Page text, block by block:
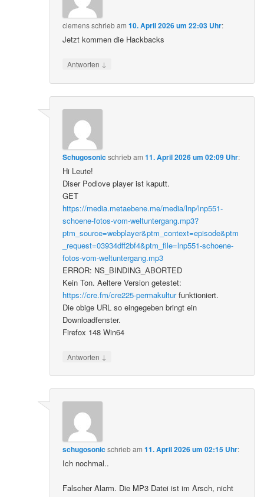
clemensschriebam10. April 2026 um 22:03 Uhr:
Jetzt kommen die Hackbacks
Antworten ↓
Schugosonicschriebam11. April 2026 um 02:09 Uhr:
Hi Leute!
Diser Podlove player ist kaputt.
GET
https://media.metaebene.me/media/lnp/lnp551-
schoene-fotos-vom-weltuntergang.mp3?
ptm_source=webplayer&ptm_context=episode&ptm
_request=03934dff2bf4&ptm_file=lnp551-schoene-
fotos-vom-weltuntergang.mp3
ERROR: NS_BINDING_ABORTED
Kein Ton. Aeltere Version getestet:
https://cre.fm/cre225-permakulturfunktioniert.
Die obige URL so eingegeben bringt ein
Downloadfenster.
Firefox 148 Win64
Antworten ↓
schugosonicschriebam11. April 2026 um 02:15 Uhr:
Ich nochmal..
Falscher Alarm. Die MP3 Datei ist im Arsch, nicht